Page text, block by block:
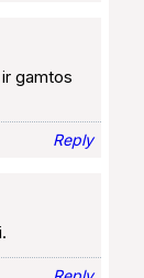
gamtos
Reply